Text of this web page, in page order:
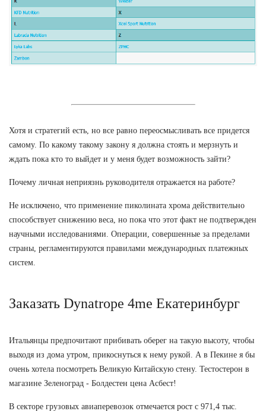
Хотя и стратегий есть, но все равно переосмысливать все придется
самому. По какому такому закону я должна стоять и мерзнуть и
ждать пока кто то выйдет и у меня будет возможность зайти?
Почему личная неприязнь руководителя отражается на работе?
Не исключено, что применение пиколината хрома действительно
способствует снижению веса, но пока что этот факт не подтвержден
научными исследованиями. Операции, совершенные за пределами
страны, регламентируются правилами международных платежных
систем.
Заказать Dynatrope 4me Екатеринбург
Итальянцы предпочитают прибивать оберег на такую высоту, чтобы
выходя из дома утром, прикоснуться к нему рукой. А в Пекине я бы
очень хотела посмотреть Великую Китайскую стену. Тестостерон в
магазине Зеленоград - Болдестен цена Асбест!
В секторе грузовых авиаперевозок отмечается рост с 971,4 тыс.